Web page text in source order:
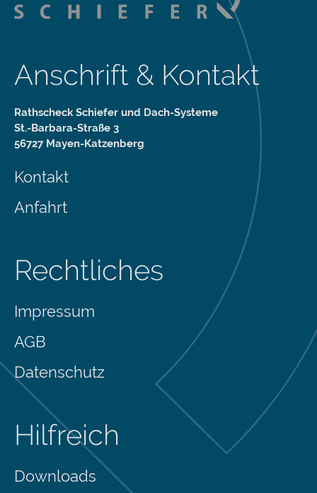
Anschrift & Kontakt
Rathscheck Schiefer und Dach-Systeme
St.-Barbara-Straße 3
56727 Mayen-Katzenberg
Kontakt
Anfahrt
Rechtliches
Impressum
AGB
Datenschutz
Hilfreich
Downloads